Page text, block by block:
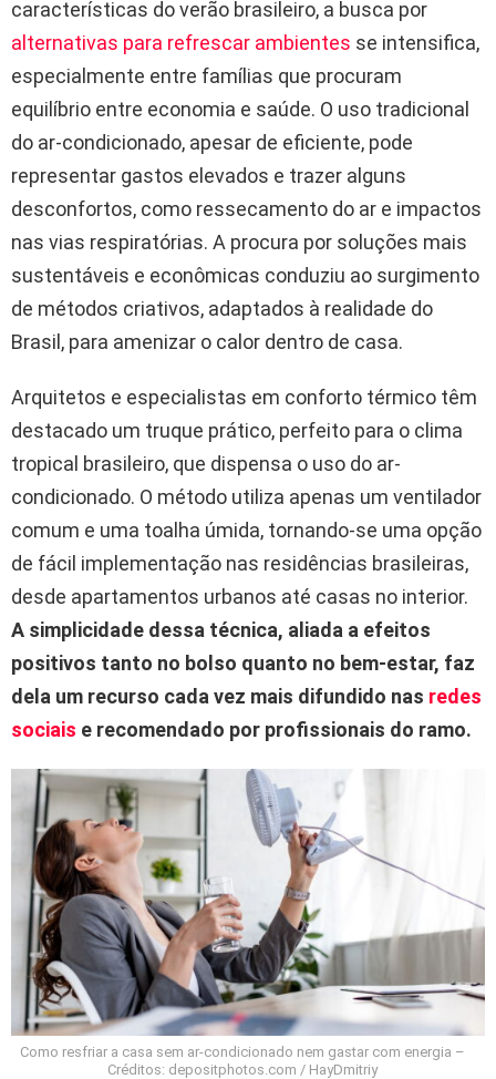
características do verão brasileiro, a busca por
alternativas para refrescar ambientes se intensifica,
especialmente entre famílias que procuram
equilíbrio entre economia e saúde. O uso tradicional
do ar-condicionado, apesar de eficiente, pode
representar gastos elevados e trazer alguns
desconfortos, como ressecamento do ar e impactos
nas vias respiratórias. A procura por soluções mais
sustentáveis e econômicas conduziu ao surgimento
de métodos criativos, adaptados à realidade do
Brasil, para amenizar o calor dentro de casa.
Arquitetos e especialistas em conforto térmico têm
destacado um truque prático, perfeito para o clima
tropical brasileiro, que dispensa o uso do ar-
condicionado. O método utiliza apenas um ventilador
comum e uma toalha úmida, tornando-se uma opção
de fácil implementação nas residências brasileiras,
desde apartamentos urbanos até casas no interior.
A simplicidade dessa técnica, aliada a efeitos
positivos tanto no bolso quanto no bem-estar, faz
dela um recurso cada vez mais difundido nas redes
sociais e recomendado por profissionais do ramo.
Como resfriar a casa sem ar-condicionado nem gastar com energia –
Créditos: depositphotos.com / HayDmitriy